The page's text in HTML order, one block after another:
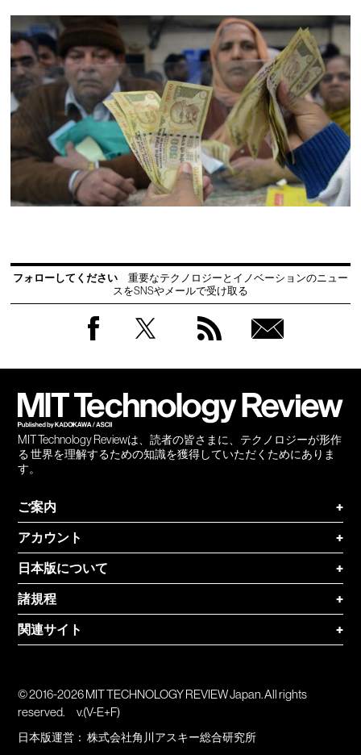
フォローしてください
重要なテクノロジーとイノベーションのニュー
スをSNSやメールで受け取る
MIT Technology Reviewは、読者の皆さまに、テクノロジーが形作
る 世界を理解するための知識を獲得していただくためにありま
す。
ご案内
+
アカウント
+
日本版について
+
諸規程
+
関連サイト
+
© 2016-2026 MIT TECHNOLOGY REVIEW Japan. All rights
reserved.
v.(V-E+F)
日本版運営：株式会社角川アスキー総合研究所